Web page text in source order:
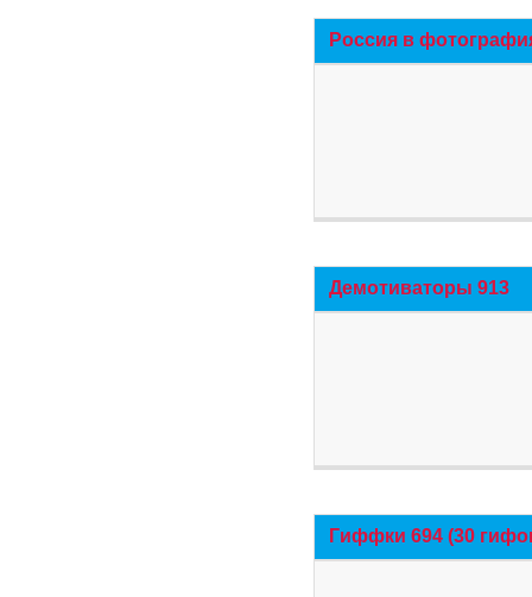
Россия в
Демотиваторы 913
Гиффки 694 (30